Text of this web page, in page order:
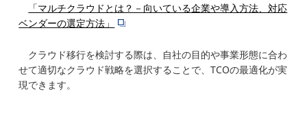
「マルチクラウドとは？－向いている企業や導入方法、対応
ベンダーの選定方法」
クラウド移行を検討する際は、自社の目的や事業形態に合わ
せて適切なクラウド戦略を選択することで、TCOの最適化が実
現できます。